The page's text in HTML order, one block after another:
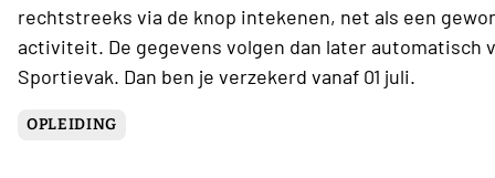
rechtstreeks via de knop intekenen, net als een
activiteit. De gegevens volgen dan later automatisch
Sportievak. Dan ben je verzekerd vanaf 01 juli.
OPLEIDING